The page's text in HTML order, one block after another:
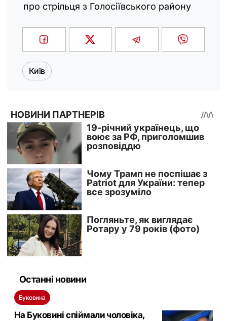
про стрільця з Голосіївського району
Київ
Останні новини
Буковина
На Буковині спіймали чоловіка,